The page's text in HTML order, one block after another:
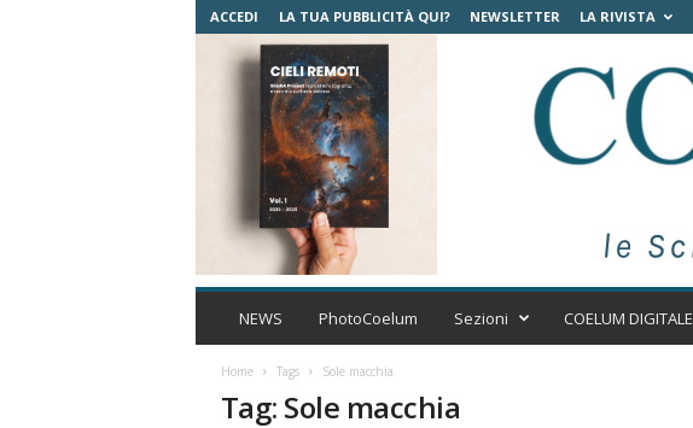
ACCEDI LA TUA PUBBLICITÀ QUI? NEWSLETTER LA RIVISTA
C
m
NEWS PhotoCoelum Sezioni COELUM DIGITALE
Home Tags Sole macchia
Tag: Sole macchia